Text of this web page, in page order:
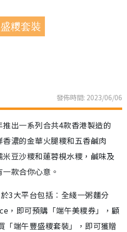
糭套裝
發佈時間: 2023/06/06
出一系列合共4款香港製造的
香濃的金華火腿糭和五香鹹肉
豆沙糭和蓮蓉梘水糭，鹹味及
款合你心意。
3大平台包括︰全綫一粥麵分
，即可預購「端午美糭券」，顧
「端午豐盛糭套裝」，即可獲贈